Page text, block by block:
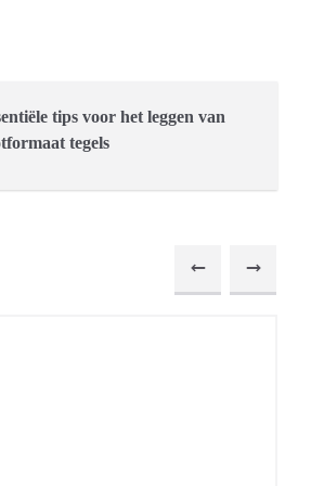
tips voor het leggen van
tegels